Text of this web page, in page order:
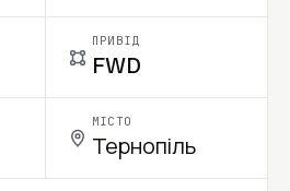
ПРИВІД
FWD
МІСТО
Тернопіль